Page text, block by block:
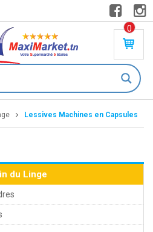
0
PR
DU
IT(
S)
DT
Lessives Machines en Capsules
du Linge